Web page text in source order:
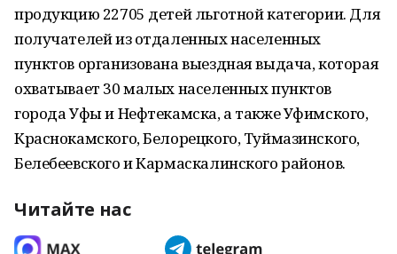
продукцию 22705 детей льготной категории. Для
получателей из отдаленных населенных
пунктов организована выездная выдача, которая
охватывает 30 малых населенных пунктов
города Уфы и Нефтекамска, а также Уфимского,
Краснокамского, Белорецкого, Туймазинского,
Белебеевского и Кармаскалинского районов.
Читайте нас